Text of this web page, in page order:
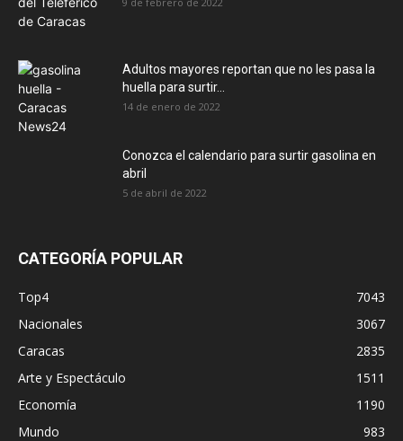
Adultos mayores reportan que no les pasa la
huella para surtir...
14 de enero de 2022
Conozca el calendario para surtir gasolina en
abril
5 de abril de 2022
CATEGORÍA POPULAR
Top4
7043
Nacionales
3067
Caracas
2835
Arte y Espectáculo
1511
Economía
1190
Mundo
983